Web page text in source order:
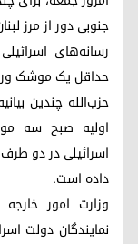
جنوبی دور از مرز
رسانه‌های
حداقل یک موشک
حزب‌الله چندین
اولیه صبح سه
اسرائیلی در دو
داده است.
وزارت امور
نمایندگان دولت